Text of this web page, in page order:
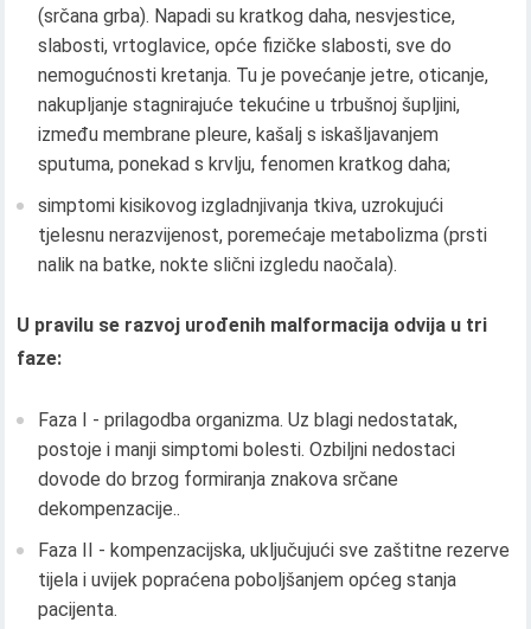
(srčana grba). Napadi su kratkog daha, nesvjestice,
slabosti, vrtoglavice, opće fizičke slabosti, sve do
nemogućnosti kretanja. Tu je povećanje jetre, oticanje,
nakupljanje stagnirajuće tekućine u trbušnoj šupljini,
između membrane pleure, kašalj s iskašljavanjem
sputuma, ponekad s krvlju, fenomen kratkog daha;
simptomi kisikovog izgladnjivanja tkiva, uzrokujući
tjelesnu nerazvijenost, poremećaje metabolizma (prsti
nalik na batke, nokte slični izgledu naočala).
U pravilu se razvoj urođenih malformacija odvija u tri
faze:
Faza I - prilagodba organizma. Uz blagi nedostatak,
postoje i manji simptomi bolesti. Ozbiljni nedostaci
dovode do brzog formiranja znakova srčane
dekompenzacije..
Faza II - kompenzacijska, uključujući sve zaštitne rezerve
tijela i uvijek popraćena poboljšanjem općeg stanja
pacijenta.